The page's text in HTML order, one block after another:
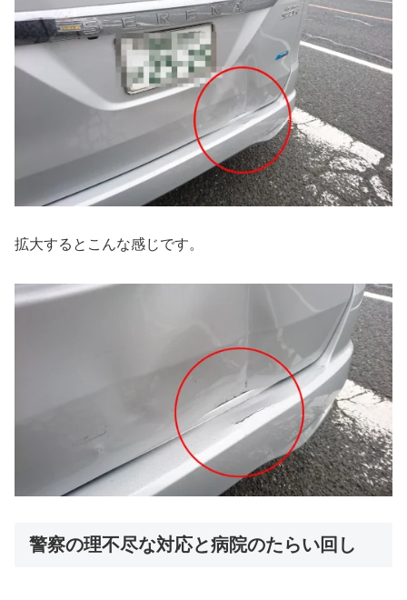
拡大するとこんな感じです。
警察の理不尽な対応と病院のたらい回し